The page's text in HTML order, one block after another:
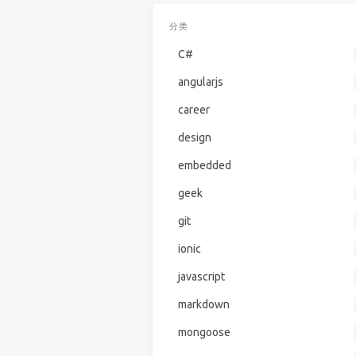
分类
C#
angularjs
career
design
embedded
geek
git
ionic
javascript
markdown
mongoose